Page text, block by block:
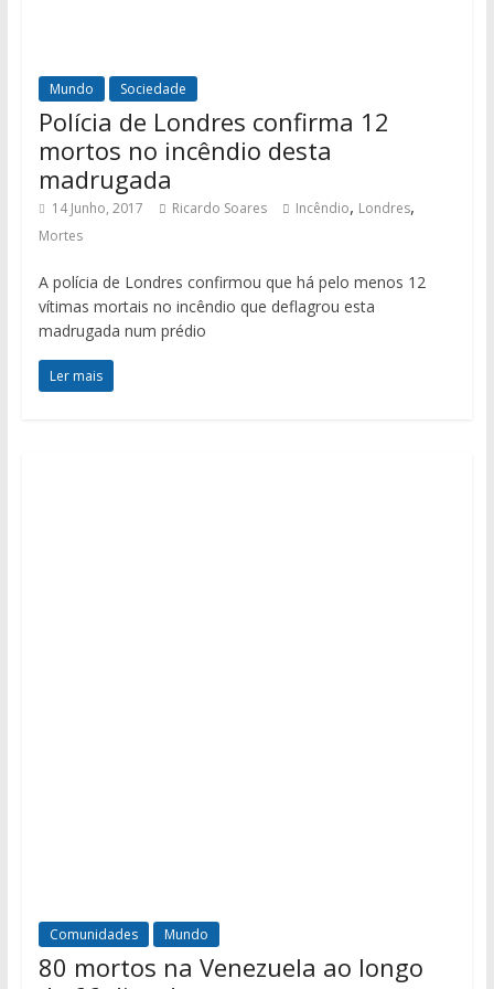
Mundo Sociedade
Polícia de Londres confirma 12
mortos no incêndio desta
madrugada
14 Junho, 2017 Ricardo Soares Incêndio, Londres,
Mortes
A polícia de Londres confirmou que há pelo menos 12
vítimas mortais no incêndio que deflagrou esta
madrugada num prédio
Ler mais
Comunidades Mundo
80 mortos na Venezuela ao longo